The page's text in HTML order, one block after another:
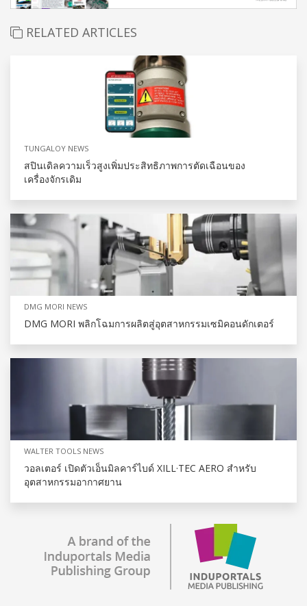
RELATED ARTICLES
TUNGALOY NEWS
สปินเดิลความเร็วสูงเพิ่มประสิทธิภาพการตัดเฉือนของ
เครื่องจักรเดิม
DMG MORI NEWS
DMG MORI พลิกโฉมการผลิตสู่อุตสาหกรรมเซมิคอนดักเตอร์
WALTER TOOLS NEWS
วอลเตอร์ เปิดตัวเอ็นมิลคาร์ไบด์ XILL·TEC AERO สำหรับ
อุตสาหกรรมอากาศยาน